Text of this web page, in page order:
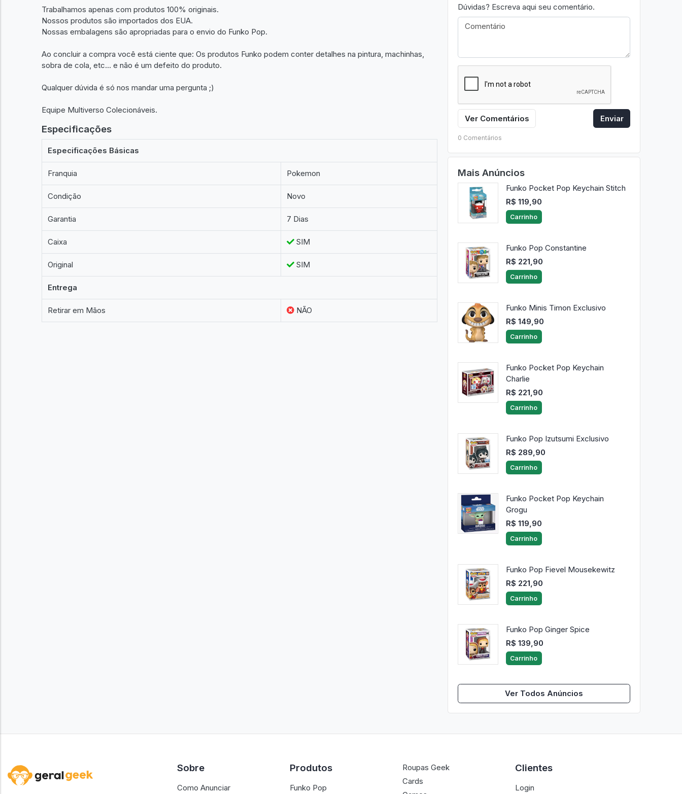
Trabalhamos apenas com produtos 100% originais.
Nossos produtos são importados dos EUA.
Nossas embalagens são apropriadas para o envio do Funko Pop.
Ao concluir a compra você está ciente que: Os produtos Funko podem conter detalhes na pintura, machinhas,
sobra de cola, etc... e não é um defeito do produto.
Qualquer dúvida é só nos mandar uma pergunta ;)
Equipe Multiverso Colecionáveis.
Especificações
Especificações Básicas
Franquia Pokemon
Condição Novo
Garantia 7 Dias
Caixa SIM
Original SIM
Entrega
Retirar em Mãos NÃO
Dúvidas? Escreva aqui seu comentário.
Ver Comentários Enviar
0 Comentários
Mais Anúncios
Funko Pocket Pop Keychain Stitch
R$ 119,90
Carrinho
Funko Pop Constantine
R$ 221,90
Carrinho
Funko Minis Timon Exclusivo
R$ 149,90
Carrinho
Funko Pocket Pop Keychain
Charlie
R$ 221,90
Carrinho
Funko Pop Izutsumi Exclusivo
R$ 289,90
Carrinho
Funko Pocket Pop Keychain
Grogu
R$ 119,90
Carrinho
Funko Pop Fievel Mousekewitz
R$ 221,90
Carrinho
Funko Pop Ginger Spice
R$ 139,90
Carrinho
Ver Todos Anúncios
Sobre
Como Anunciar
Produtos
Funko Pop
Roupas Geek
Cards
Clientes
Login